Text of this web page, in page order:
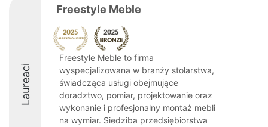
Laureaci
Freestyle Meble
Freestyle Meble to firma
wyspecjalizowana w branży stolarstwa,
świadcząca usługi obejmujące
doradztwo, pomiar, projektowanie oraz
wykonanie i profesjonalny montaż mebli
na wymiar. Siedziba przedsiębiorstwa